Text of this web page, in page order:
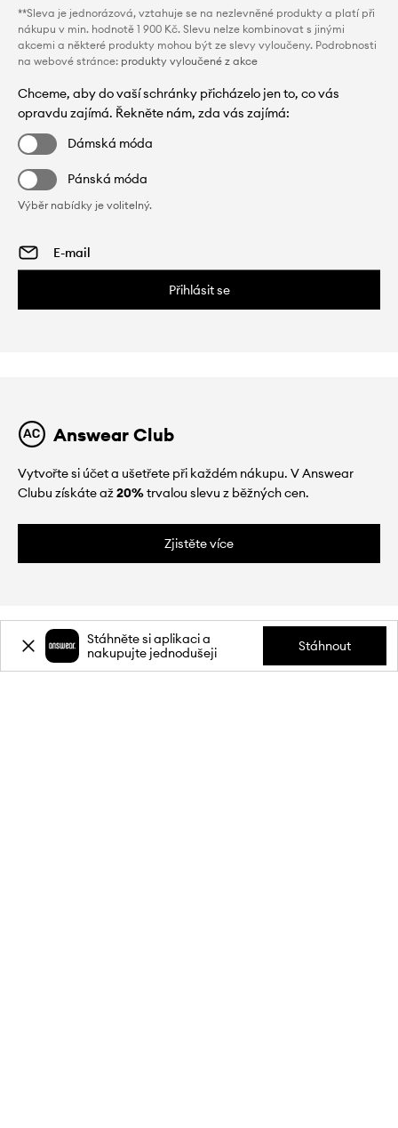
**Sleva je jednorázová, vztahuje se na nezlevněné produkty a platí při
nákupu v min. hodnotě 1 900 Kč. Slevu nelze kombinovat s jinými
akcemi a některé produkty mohou být ze slevy vyloučeny. Podrobnosti
na webové stránce: produkty vyloučené z akce
Chceme, aby do vaší schránky přicházelo jen to, co vás
opravdu zajímá. Řekněte nám, zda vás zajímá:
Dámská móda
Pánská móda
Výběr nabídky je volitelný.
Přihlásit se
Answear Club
Vytvořte si účet a ušetřete při každém nákupu. V Answear
Clubu získáte až20%trvalou slevu z běžných cen.
Zjistěte více
Stáhněte si aplikaci a
nakupujte jednodušeji
Stáhnout